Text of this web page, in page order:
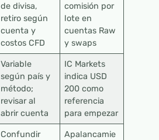
de divisa,
retiro según
cuenta y
costos CFD
comisión por
lote en
cuentas Raw
y swaps
Variable
según país y
método;
revisar al
abrir cuenta
IC Markets
indica USD
200 como
referencia
para empezar
Confundir
Apalancamie